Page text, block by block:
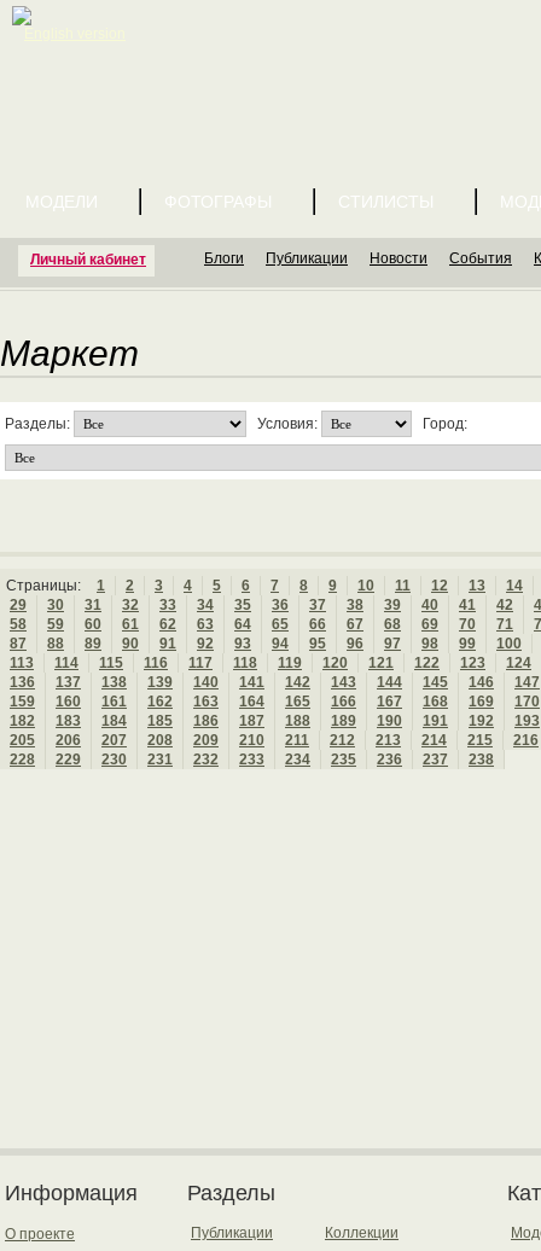
Личный кабинет
МОДЕЛИ ФОТОГРАФЫ СТИЛИСТЫ
Блоги Публикации Новости События
Маркет
Разделы: Условия: Город:
Страницы: 1 2 3 4 5 6 7 8 9 10 11 12 13
14
29
30 31 32 33 34 35 36 37 38 39 40 41 42
58
59 60 61 62 63 64 65 66 67 68 69 70 71
87
88 89 90 91 92 93 94 95 96 97 98 99
100
113
114 115 116 117 118 119 120 121 122 123
124
136
137 138 139 140 141 142 143 144 145 146
147
159
160 161 162 163 164 165 166 167 168 169
170
182
183 184 185 186 187 188 189 190 191 192
193
205
206 207 208 209 210 211 212 213 214 215
216
228
229 230 231 232 233 234 235 236 237 238
Информация
О проекте
Разделы
Публикации
Коллекции